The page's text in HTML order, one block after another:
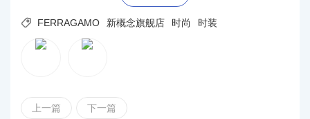
旗舰店内部，香波石材地板与手工设计图案的定制淡
 FERRAGAMO 新概念旗舰店 时尚 时装
上一篇 下一篇